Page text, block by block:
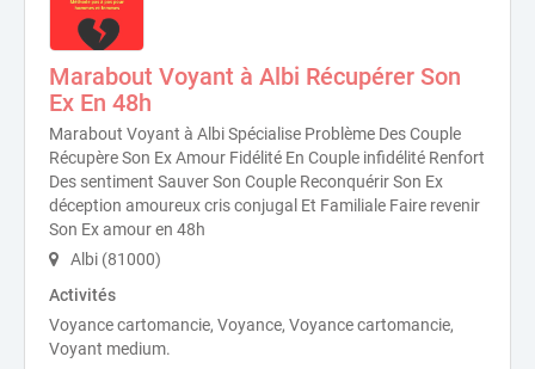
Marabout Voyant à Albi Récupérer Son
Ex En 48h
Marabout Voyant à Albi Spécialise Problème Des Couple
Récupère Son Ex Amour Fidélité En Couple infidélité Renfort
Des sentiment Sauver Son Couple Reconquérir Son Ex
déception amoureux cris conjugal Et Familiale Faire revenir
Son Ex amour en 48h
Albi (81000)
Activités
Voyance cartomancie, Voyance, Voyance cartomancie,
Voyant medium.